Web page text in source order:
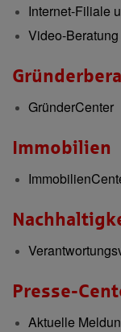
Internet-Filiale
Video-
GründerCenter
Immobilien
Presse-
Aktuelle